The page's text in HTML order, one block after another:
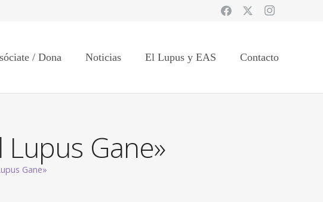
/ Dona Noticias El Lupus y EAS Contacto
Gane»
Gane»